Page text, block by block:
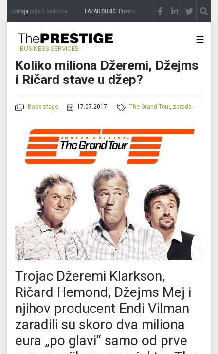
zavičajaprije 3 sedmice LAZAR ĐURIĆ: Promocija potencijal pretvara u destinaciju
BUSINESS SERVICES
☰
Koliko miliona Džeremi, Džejms
i Ričard stave u džep?
Back stage 17.07.2017. The Grand Tour, zarada
Trojac Džeremi Klarkson,
Ričard Hemond, Džejms Mej i
njihov producent Endi Vilman
zaradili su skoro dva miliona
eura „po glavi“ samo od prve